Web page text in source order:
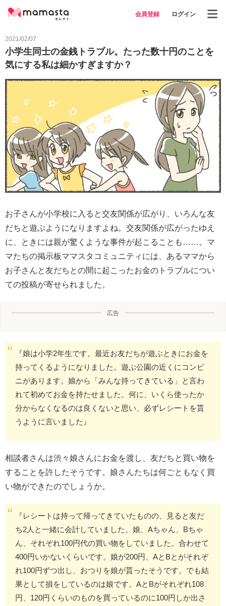
会員登録 ログイン
2021/02/07
小学生同士の金銭トラブル。たった数十円のことを
気にする私は細かすぎますか？
お子さんが小学校に入ると交友関係が広がり、いろんな友
だちと遊ぶようになりますよね。交友関係が広がったゆえ
に、ときには親が驚くような事件が起こることも……。マ
マたちの掲示板ママスタコミュニティには、あるママから
お子さんと友だちとの間に起こったお金のトラブルについ
ての投稿が寄せられました。
広告
『娘は小学2年生です。最近お友だちが遊ぶときにお金を
持ってくるようになりました。遊ぶ公園の近くにコンビ
ニがあります。娘から「みんな持ってきている」と言わ
れて初めてお金を持たせました。何に、いくら使ったか
分からなくなるのは良くないと思い、必ずレシートを貰
うように言いました』
相談者さんは渋々娘さんにお金を渡し、友だちと買い物を
することを許したそうです。娘さんたちは何ごともなく買
い物ができたのでしょうか。
『レシートは持って帰ってきていたものの、見ると友だ
ち2人と一緒に会計していました。娘、Aちゃん、Bちゃ
ん、それぞれ100円代の買い物をしていました。合わせて
400円いかないくらいです。娘が200円、AとBとがそれぞ
れ100円ずつ出し、おつりを娘が貰ったそうです。でも結
果として損をしているのは娘です。AとBがそれぞれ108
円、120円くらいのものを買っているのに100円しか出さ